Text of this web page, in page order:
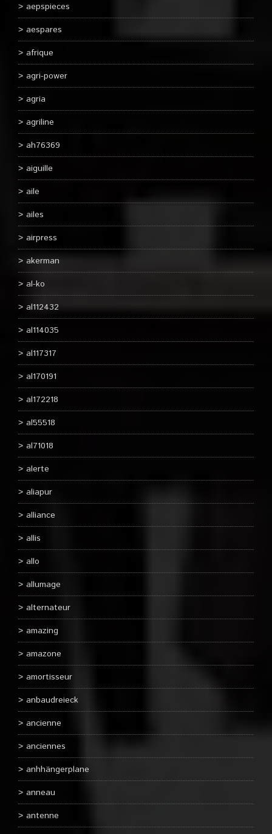
aepspieces
aespares
afrique
agri-power
agria
agriline
ah76369
aiguille
aile
ailes
airpress
akerman
al-ko
al112432
al114035
al117317
al170191
al172218
al55518
al71018
alerte
aliapur
alliance
allis
allo
allumage
alternateur
amazing
amazone
amortisseur
anbaudreieck
ancienne
anciennes
anhhängerplane
anneau
antenne